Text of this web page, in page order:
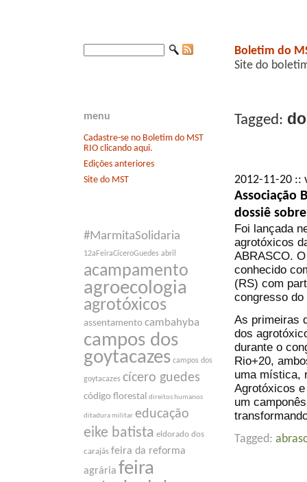
menu
Cadastre-se no Boletim do MST
RIO clicando aqui.
Edições anteriores
Site do MST
#MarmitaSolidaria
12aFeiraCíceroGuedes abril
acampamento
agroecologia
agrotóxicos
assentamento cambahyba
campos dos
goytacazes campos dos
goytacazes cícero guedes
código florestal direitos humanos
ditadura militar educação
eike batista eldorado dos
carajás feira da reforma
agrária feira
Boletim do
Site do
Tagged:
2012-11-20
Associação
dossiê
Foi lançada
agrotóxicos
ABRASCO.
conhecido
(RS) com
congresso do
As primeiras
dos
durante o
Rio+20,
uma mística,
Agrotóxicos
um
Tagged: